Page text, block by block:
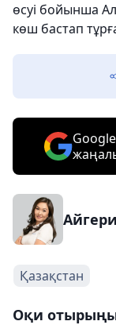
өсуі бойынша
көш бастап
Қазақстан
Оқи